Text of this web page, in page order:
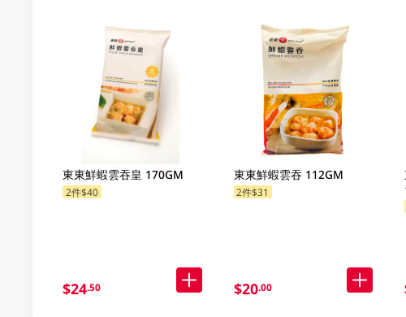
東東鮮蝦雲吞皇 170GM
2件$40
$24.50
東東鮮蝦雲吞 112GM
2件$31
$20.00